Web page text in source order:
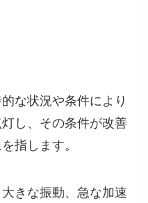
な状況や条件により
し、その条件が改善
指します。
きな振動、急な加速